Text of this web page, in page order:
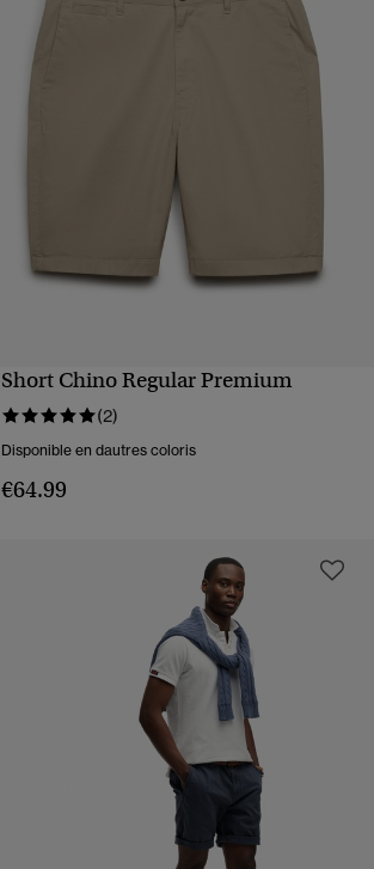
APERÇU RAPIDE
Short Chino Regular Premium
(2)
Disponible en dautres coloris
€64.99